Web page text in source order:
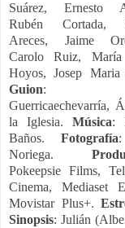
Suárez, Ernesto
Rubén Cortada,
Areces, Jaime
Carolo Ruiz, María
Hoyos, Josep Maria
Guion:
Guerricaechevarría,
la Iglesia.Música:
Baños. Fotografía
Noriega.
Pokeepsie Films,
Cinema, Mediaset
Movistar Plus+.
Sinopsis: Julián